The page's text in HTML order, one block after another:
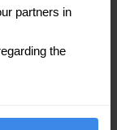
partners in
the